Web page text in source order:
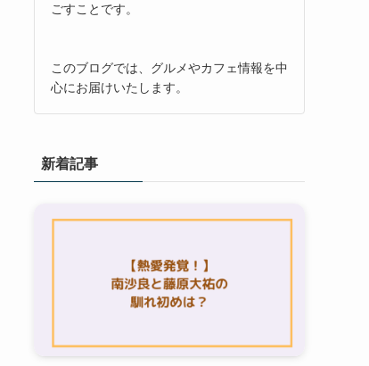
ごすことです。
このブログでは、グルメやカフェ情報を中
心にお届けいたします。
新着記事